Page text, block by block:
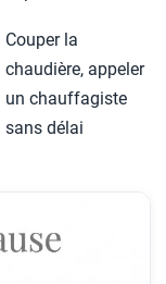
Couper la
chaudière, appeler
un chauffagiste
sans délai